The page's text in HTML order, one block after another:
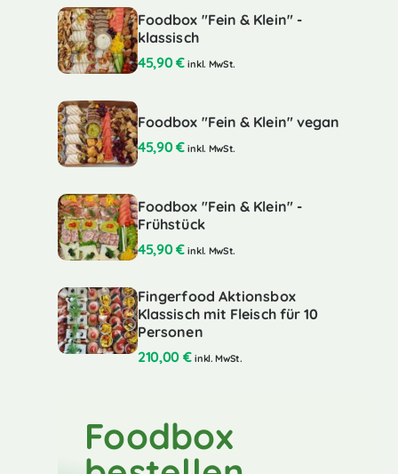
Foodbox "Fein & Klein" -
klassisch
45,90€ inkl. MwSt.
Foodbox "Fein & Klein" vegan
45,90€ inkl. MwSt.
Foodbox "Fein & Klein" -
Frühstück
45,90€ inkl. MwSt.
Fingerfood Aktionsbox
Klassisch mit Fleisch für 10
Personen
210,00 € inkl. MwSt.
Foodbox